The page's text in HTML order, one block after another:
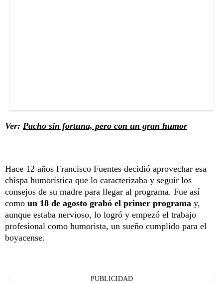
Ver: Pacho sin fortuna, pero con un gran humor
Hace 12 años Francisco Fuentes decidió aprovechar esa
chispa humorística que lo caracterizaba y seguir los
consejos de su madre para llegar al programa. Fue así
como un 18 de agosto grabó el primer programa y,
aunque estaba nervioso, lo logró y empezó el trabajo
profesional como humorista, un sueño cumplido para el
boyacense.
PUBLICIDAD